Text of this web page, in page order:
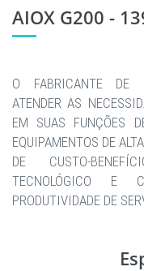
AIOX G200 -
O FABRICANTE DE
ATENDER AS
EM SUAS FUNÇÕES
EQUIPAMENTOS DE
DE CUSTO-
TECNOLÓGICO E
PRODUTIVIDADE DE